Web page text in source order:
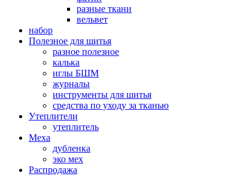
разные ткани
вельвет
набор
Полезное для шитья
разное полезное
калька
иглы БШМ
журналы
инструменты для шитья
средства по уходу за тканью
Утеплители
утеплитель
Меха
дубленка
эко мех
Распродажа